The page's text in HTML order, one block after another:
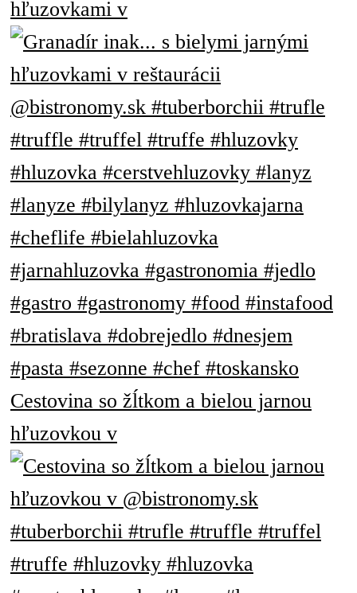
hľuzovkami v
Cestovina so žĺtkom a bielou jarnou
hľuzovkou v